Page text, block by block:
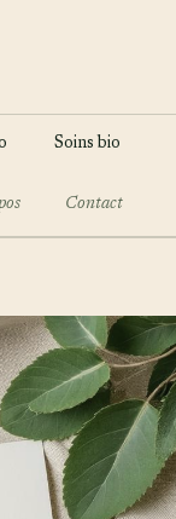
Soins bio
Contact